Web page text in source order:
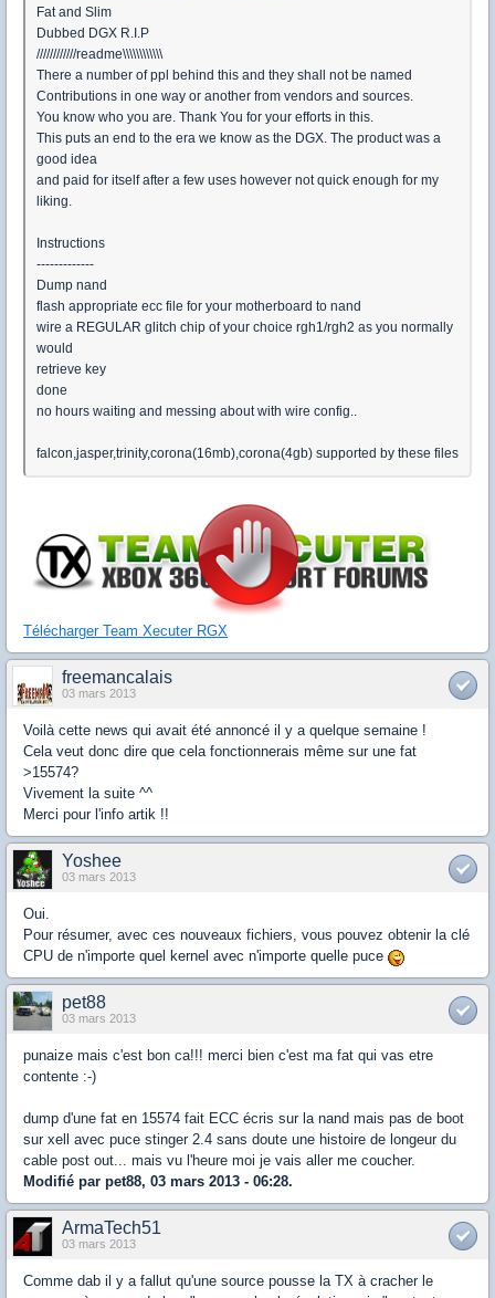
Fat and Slim
Dubbed DGX R.I.P
////////////readme\\\\\\\\\\\\
There a number of ppl behind this and they shall not be named
Contributions in one way or another from vendors and sources.
You know who you are. Thank You for your efforts in this.
This puts an end to the era we know as the DGX. The product was a
good idea
and paid for itself after a few uses however not quick enough for my
liking.
Instructions
-------------
Dump nand
flash appropriate ecc file for your motherboard to nand
wire a REGULAR glitch chip of your choice rgh1/rgh2 as you normally
would
retrieve key
done
no hours waiting and messing about with wire config..
falcon,jasper,trinity,corona(16mb),corona(4gb) supported by these files
Télécharger Team Xecuter RGX
freemancalais
03 mars 2013
Voilà cette news qui avait été annoncé il y a quelque semaine !
Cela veut donc dire que cela fonctionnerais même sur une fat
>15574?
Vivement la suite ^^
Merci pour l'info artik !!
Yoshee
03 mars 2013
Oui.
Pour résumer, avec ces nouveaux fichiers, vous pouvez obtenir la clé
CPU de n'importe quel kernel avec n'importe quelle puce
pet88
03 mars 2013
punaize mais c'est bon ca!!! merci bien c'est ma fat qui vas etre
contente :-)
dump d'une fat en 15574 fait ECC écris sur la nand mais pas de boot
sur xell avec puce stinger 2.4 sans doute une histoire de longeur du
cable post out... mais vu l'heure moi je vais aller me coucher.
Modifié par pet88, 03 mars 2013 - 06:28.
ArmaTech51
03 mars 2013
Comme dab il y a fallut qu'une source pousse la TX à cracher le